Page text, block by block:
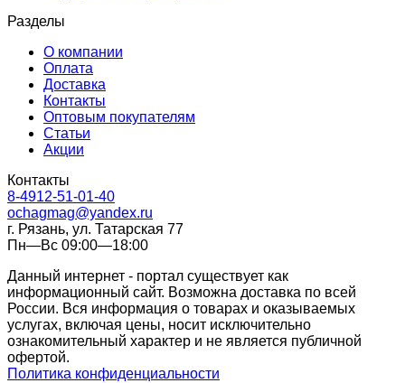
Разделы
О компании
Оплата
Доставка
Контакты
Оптовым покупателям
Статьи
Акции
Контакты
8-4912-51-01-40
ochagmag@yandex.ru
г. Рязань, ул. Татарская 77
Пн—Вс 09:00—18:00
Данный интернет - портал существует как
информационный сайт. Возможна доставка по всей
России. Вся информация о товарах и оказываемых
услугах, включая цены, носит исключительно
ознакомительный характер и не является публичной
офертой.
Политика конфиденциальности